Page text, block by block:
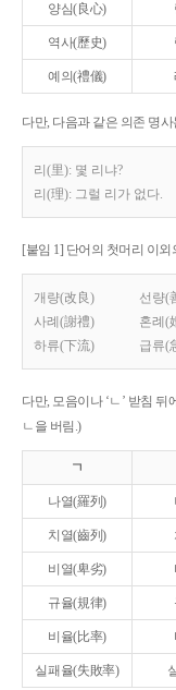
양심(良心)
역사(歷史)
예의(禮儀)
다만, 다음과 같은 의존 명
리(里): 몇 리냐?
리(理): 그럴 리가 없다.
[붙임 1] 단어의 첫머리 이
개량(改良) 선량(
사례(謝禮)
혼례(
하류(下流)
급류(
다만, 모음이나 ‘ㄴ’ 받침 뒤
ㄴ을 버림.)
ㄱ
나열(羅列)
치열(齒列)
비열(卑劣)
규율(規律)
비율(比率)
실패율(失敗率)